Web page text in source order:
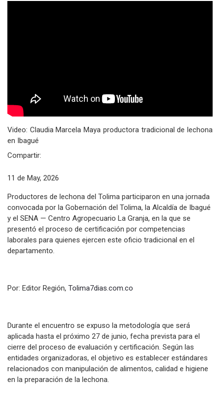
Video: Claudia Marcela Maya productora tradicional de lechona
en Ibagué
Compartir:
11 de May, 2026
Productores de lechona del Tolima participaron en una jornada
convocada por la Gobernación del Tolima, la Alcaldía de Ibagué
y el SENA — Centro Agropecuario La Granja, en la que se
presentó el proceso de certificación por competencias
laborales para quienes ejercen este oficio tradicional en el
departamento.
Por: Editor Región, Tolima7dias.com.co
Durante el encuentro se expuso la metodología que será
aplicada hasta el próximo 27 de junio, fecha prevista para el
cierre del proceso de evaluación y certificación. Según las
entidades organizadoras, el objetivo es establecer estándares
relacionados con manipulación de alimentos, calidad e higiene
en la preparación de la lechona.